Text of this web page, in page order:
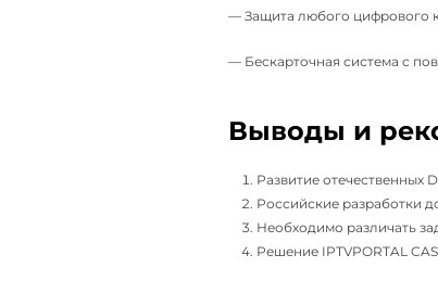
— Защита любого цифрового
— Бескарточная система с
Выводы и
Развитие отечественных
Российские разработки
Необходимо различать
Решение IPTVPORTAL